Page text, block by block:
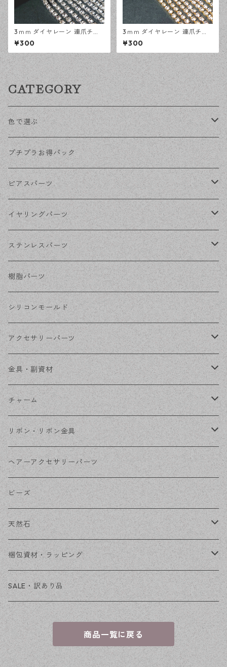
3ｍｍ ダイヤレーン 連爪チェ
ーン シルバー 1メートル ライ
ンストーン ガラスストーン デ
ザインパーツ アクセサリーパ
ーツ ハンドメイド資材 【en工
房】
¥300
3ｍｍ ダイヤレーン 連爪チェ
ーン ゴールド 1メートル ライ
ンストーン ガラスストーン デ
ザインパーツ アクセサリーパ
ーツ ハンドメイド資材 【en工
房】
¥300
CATEGORY
色で選ぶ
KCゴールド
ゴールド
シルバー
ホワイトシルバー
ステンレス・シルバー
ステンレス・ゴールド
プチプラお得パック
ピアスパーツ
ポストピアス
フックピアス
その他ピアス
イヤリングパーツ
ネジばねイヤリング
クリップイヤリング
ノンホールピアス
ステンレスパーツ
ステンレスピアス
ステンレスイヤリング
ステンレスチェーン
ステンレス金具
樹脂パーツ
シリコンモールド
アクセサリーパーツ
デザイン丸カン
フレーム
コネクター
その他
金具・副資材
丸カン
ピン類
花座・ビーズキャップ
チェーン
その他
チャーム
金属
アクリル・プラ
ファーボール
リボン・リボン金具
リボン
リボン金具
ヘアーアクセサリーパーツ
ビーズ
天然石
穴あき
穴なし
梱包資材・ラッピング
発送ボックス
アクセサリー台紙
OPP袋
SALE・訳あり品
商品一覧に戻る